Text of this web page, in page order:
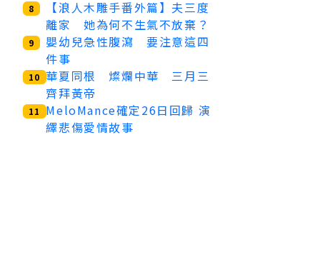
8
【浪人木雕手番外篇】夫三度
離家 她為何不生氣不放棄？
9
嬰幼兒急性腹瀉 要注意這四
件事
10 華夏同根 燦爛中華 三月三
齊拜黃帝
11
MeloMance確定26日回歸 演
繹悲傷愛情故事